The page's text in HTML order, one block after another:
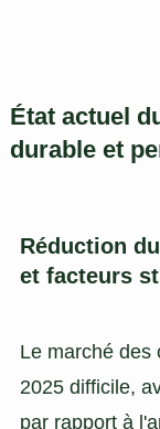
État actuel
durable et
Réduction
et facteurs
Le marché des
2025 difficile,
par rapport à